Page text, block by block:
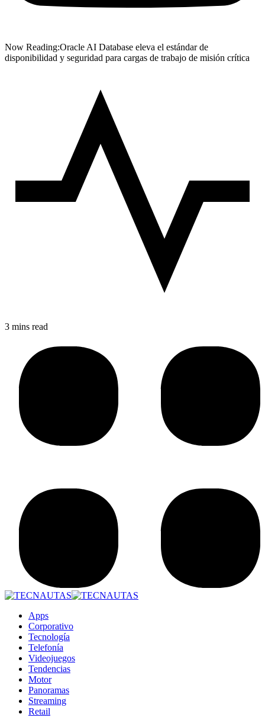
Now Reading:Oracle AI Database eleva el estándar de
disponibilidad y seguridad para cargas de trabajo de misión crítica
3 mins read
Apps
Corporativo
Tecnología
Telefonía
Videojuegos
Tendencias
Motor
Panoramas
Streaming
Retail